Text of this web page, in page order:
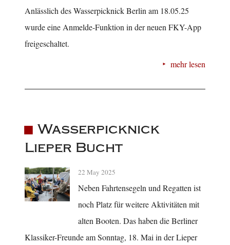
Anlässlich des Wasserpicknick Berlin am 18.05.25
wurde eine Anmelde-Funktion in der neuen FKY-App
freigeschaltet.
mehr lesen
Wasserpicknick
Lieper Bucht
22 May 2025
Neben Fahrtensegeln und Regatten ist
noch Platz für weitere Aktivitäten mit
alten Booten. Das haben die Berliner
Klassiker-Freunde am Sonntag, 18. Mai in der Lieper